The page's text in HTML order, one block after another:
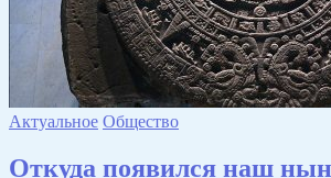
Актуальное Общество
Откуда появился наш